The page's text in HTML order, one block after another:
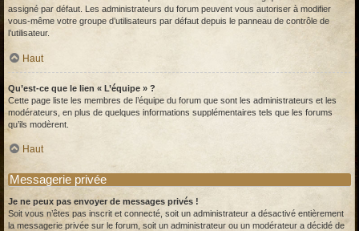
assigné par défaut. Les administrateurs du forum peuvent vous autoriser à modifier
vous-même votre groupe d’utilisateurs par défaut depuis le panneau de contrôle de
l’utilisateur.
Haut
Qu’est-ce que le lien « L’équipe » ?
Cette page liste les membres de l’équipe du forum que sont les administrateurs et les
modérateurs, en plus de quelques informations supplémentaires tels que les forums
qu’ils modèrent.
Haut
Messagerie privée
Je ne peux pas envoyer de messages privés !
Soit vous n’êtes pas inscrit et connecté, soit un administrateur a désactivé entièrement
la messagerie privée sur le forum, soit un administrateur ou un modérateur a décidé de